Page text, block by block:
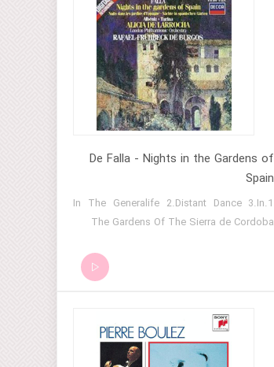
De Falla - Nights in the Gardens of
Spain
1.In The Generalife 2.Distant Dance 3.In
The Gardens Of The Sierra de Cordoba